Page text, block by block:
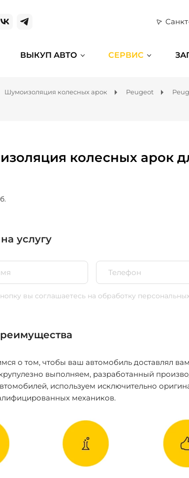
ВЫКУП АВТО СЕРВИС
Шумоизоляция колесных арок Peugeot
колесных арок
услугу
вы соглашаетесь на обработку
о том, чтобы ваш автомобиль доставлял
выполняем, разработанный
используем исключительно
механиков.